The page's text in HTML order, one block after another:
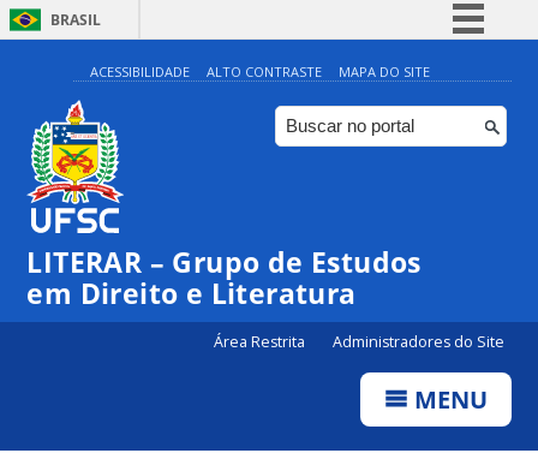
BRASIL
Simplifique!
Comunica BR
Participe
Canais
ACESSIBILIDADE ALTO CONTRASTE MAPA DO SITE
LITERAR – Grupo de Estudos
em Direito e Literatura
Área Restrita Administradores do Site
MENU